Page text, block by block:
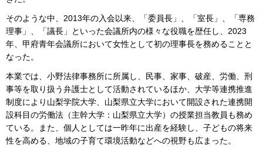
そのような中、2013年の入会以来、「委員長」、「室長」、「専務
理事」、「議長」といった会議所内の様々な役職を歴任し、2023
年、甲府青年会議所において女性として初の理事長を務めることと
なった。
本業では、小野法律事務所に所属し、民事、家事、破産、労働、刑
事等を取り扱う弁護士として活動されているほか、大学等連携推進
制度により山梨学院大学、山梨県立大学において開設された連携開
設科目の労働法（主幹大学：山梨県立大学）の授業担当教員も務め
ている。また、個人としては一昨年に出産を経験し、子どもの将来
性を高める、地域の子育て環境活動などへの視野も広まった。